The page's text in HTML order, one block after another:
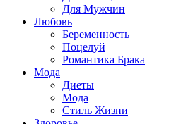
Для Мужчин
Любовь
Беременность
Поцелуй
Романтика Брака
Мода
Диеты
Мода
Стиль Жизни